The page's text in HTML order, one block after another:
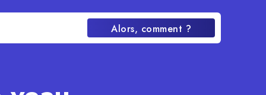
Alors, comment ?